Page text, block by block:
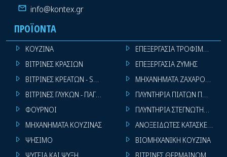
info@kontex.gr
ΠΡΟΪΌΝΤΑ
ΚΟΥΖΙΝΑ
ΒΙΤΡΙΝΕΣ ΚΡΑΣΙΩΝ
ΒΙΤΡΙΝΕΣ ΚΡΕΑΤΩΝ - SUPER MARKET
ΒΙΤΡΙΝΕΣ ΓΛΥΚΩΝ - ΠΑΓΩΤΩΝ
ΦΟΥΡΝΟΙ
ΜΗΧΑΝΗΜΑΤΑ ΚΟΥΖΙΝΑΣ
ΨΗΣΙΜΟ
ΕΠΕΞΕΡΓΑΣΙΑ ΤΡΟΦΙΜΩΝ
ΕΠΕΞΕΡΓΑΣΙΑ ΖΥΜΗΣ
ΜΗΧΑΝΗΜΑΤΑ
ΠΛΥΝΤΗΡΙΑ ΠΙΑΤΩΝ
ΠΛΥΝΤΗΡΙΑ ΣΤΕΓΝΩΤΗΡΙΑ
ΑΝΟΞΕΙΔΩΤΕΣ ΚΑΤΑΣΚΕΥΕΣ
ΒΙΟΜΗΧΑΝΙΚΗ ΚΟΥΖΙΝΑ